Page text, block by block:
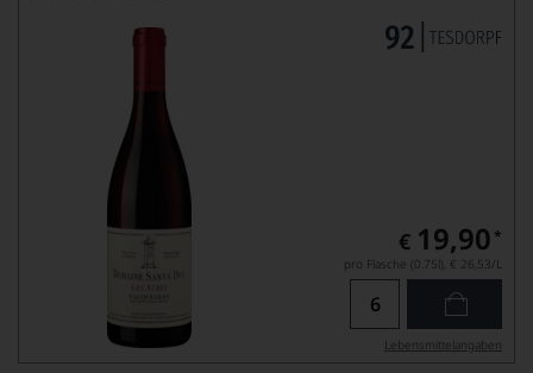
€ 19,90 *
pro Flasche (0.75l), € 26,53/L
Lebensmittel­angaben